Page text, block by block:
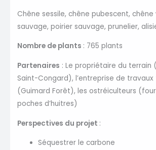
Chêne sessile, chêne pubescent,
sauvage, poirier sauvage, prunelier,
Nombre de plants : 765 plants
Partenaires : Le propriétaire du terrain
Saint-Congard), l’entreprise de
(Guimard Forêt), les ostréiculteurs
poches d’huitres)
Perspectives du projet :
Séquestrer le carbone